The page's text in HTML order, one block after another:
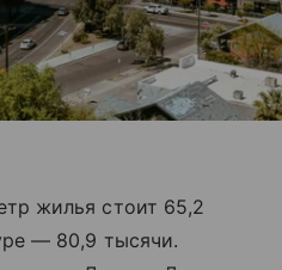
жилья стоит 65,2
— 80,9 тысячи.